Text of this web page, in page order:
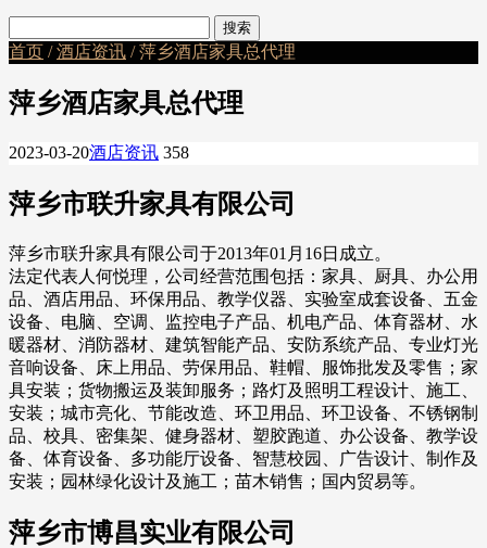
首页 /酒店资讯 / 萍乡酒店家具总代理
萍乡酒店家具总代理
2023-03-20酒店资讯 358
萍乡市联升家具有限公司
萍乡市联升家具有限公司于2013年01月16日成立。
法定代表人何悦理，公司经营范围包括：家具、厨具、办公用
品、酒店用品、环保用品、教学仪器、实验室成套设备、五金
设备、电脑、空调、监控电子产品、机电产品、体育器材、水
暖器材、消防器材、建筑智能产品、安防系统产品、专业灯光
音响设备、床上用品、劳保用品、鞋帽、服饰批发及零售；家
具安装；货物搬运及装卸服务；路灯及照明工程设计、施工、
安装；城市亮化、节能改造、环卫用品、环卫设备、不锈钢制
品、校具、密集架、健身器材、塑胶跑道、办公设备、教学设
备、体育设备、多功能厅设备、智慧校园、广告设计、制作及
安装；园林绿化设计及施工；苗木销售；国内贸易等。
萍乡市博昌实业有限公司